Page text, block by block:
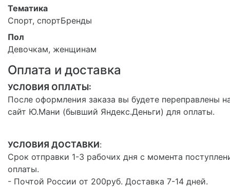
Тематика
Спорт, спортБренды
Пол
Девочкам, женщинам
Оплата и доставка
УСЛОВИЯ ОПЛАТЫ:
После оформления заказа вы будете переправлены
сайт Ю.Мани (бывший Яндекс.Деньги) для оплаты.
УСЛОВИЯ ДОСТАВКИ:
Срок отправки 1-3 рабочих дня с момента
оплаты.
- Почтой России от 200руб. Доставка 7-14 дней.